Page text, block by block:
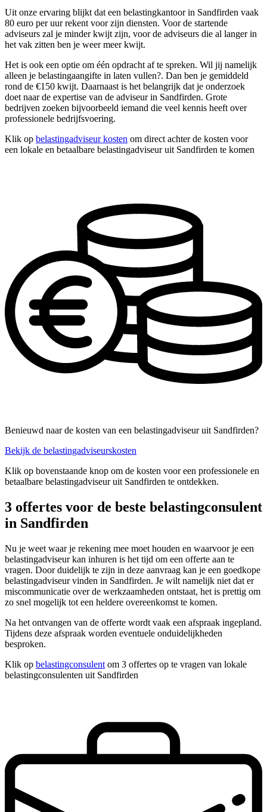
Uit onze ervaring blijkt dat een belastingkantoor in Sandfirden vaak
80 euro per uur rekent voor zijn diensten. Voor de startende
adviseurs zal je minder kwijt zijn, voor de adviseurs die al langer in
het vak zitten ben je weer meer kwijt.
Het is ook een optie om één opdracht af te spreken. Wil jij namelijk
alleen je belastingaangifte in laten vullen?. Dan ben je gemiddeld
rond de €150 kwijt. Daarnaast is het belangrijk dat je onderzoek
doet naar de expertise van de adviseur in Sandfirden. Grote
bedrijven zoeken bijvoorbeeld iemand die veel kennis heeft over
professionele bedrijfsvoering.
Klik op belastingadviseur kosten om direct achter de kosten voor
een lokale en betaalbare belastingadviseur uit Sandfirden te komen
Benieuwd naar de kosten van een belastingadviseur uit Sandfirden?
Bekijk de belastingadviseurskosten
Klik op bovenstaande knop om de kosten voor een professionele en
betaalbare belastingadviseur uit Sandfirden te ontdekken.
3 offertes voor de beste belastingconsulent
in Sandfirden
Nu je weet waar je rekening mee moet houden en waarvoor je een
belastingadviseur kan inhuren is het tijd om een offerte aan te
vragen. Door duidelijk te zijn in deze aanvraag kan je een goedkope
belastingadviseur vinden in Sandfirden. Je wilt namelijk niet dat er
miscommunicatie over de werkzaamheden ontstaat, het is prettig om
zo snel mogelijk tot een heldere overeenkomst te komen.
Na het ontvangen van de offerte wordt vaak een afspraak ingepland.
Tijdens deze afspraak worden eventuele onduidelijkheden
besproken.
Klik op belastingconsulent om 3 offertes op te vragen van lokale
belastingconsulenten uit Sandfirden